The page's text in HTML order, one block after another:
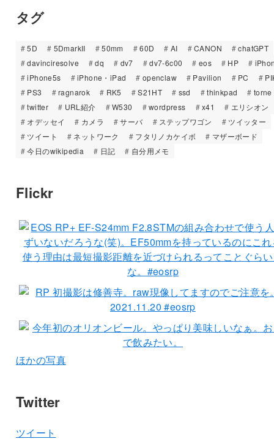
タグ
5D 5DmarkII 50mm 60D AI CANON
chatGPT
davinciresolve
dq dv7 dv7-6c00 eos HP
iPhone5s
iPhone・iPad openclaw Pavilion PC
PS3
ragnarok RK5 S21HT ssd thinkpad
torne
twitter
URL紹介 W530 wordpress x41
エリシオン
オデッセイ
カメラ サーバ ステップワゴン
ツイッター
ツイート
ネットワーク フタリノカケイボ
マザーボード
今日のwikipedia
日記 自分用メモ
Flickr
ほかの写真
Twitter
ツイート